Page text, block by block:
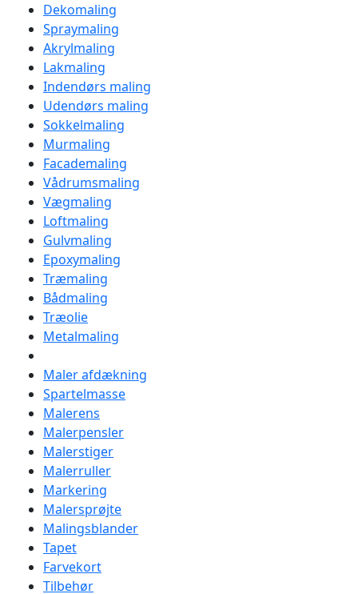
Dekomaling
Spraymaling
Akrylmaling
Lakmaling
Indendørs maling
Udendørs maling
Sokkelmaling
Murmaling
Facademaling
Vådrumsmaling
Vægmaling
Loftmaling
Gulvmaling
Epoxymaling
Træmaling
Bådmaling
Træolie
Metalmaling
Maler afdækning
Spartelmasse
Malerens
Malerpensler
Malerstiger
Malerruller
Markering
Malersprøjte
Malingsblander
Tapet
Farvekort
Tilbehør